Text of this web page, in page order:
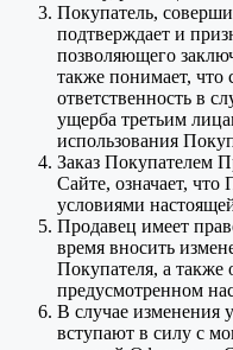
Покупатель,
подтверждает и
позволяющего
также понимает, что
ответственность в
ущерба третьим
использования
Заказ Покупателем
Сайте, означает, что
условиями
Продавец имеет
время вносить
Покупателя, а также
предусмотренном
В случае изменения
вступают в силу с